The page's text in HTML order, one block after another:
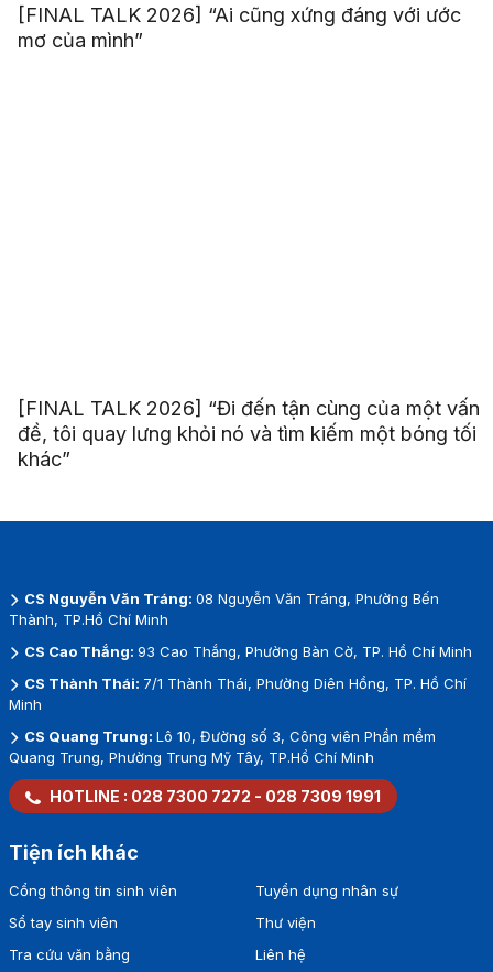
[FINAL TALK 2026] “Ai cũng xứng đáng với ước
mơ của mình”
[FINAL TALK 2026] “Đi đến tận cùng của một vấn
đề, tôi quay lưng khỏi nó và tìm kiếm một bóng tối
khác”
CS Nguyễn Văn Tráng: 08 Nguyễn Văn Tráng, Phường Bến
Thành, TP.Hồ Chí Minh
CS Cao Thắng: 93 Cao Thắng, Phường Bàn Cờ, TP. Hồ Chí Minh
CS Thành Thái: 7/1 Thành Thái, Phường Diên Hồng, TP. Hồ Chí
Minh
CS Quang Trung: Lô 10, Đường số 3, Công viên Phần mềm
Quang Trung, Phường Trung Mỹ Tây, TP.Hồ Chí Minh
HOTLINE : 028 7300 7272 - 028 7309 1991
Tiện ích khác
Cổng thông tin sinh viên
Sổ tay sinh viên
Tra cứu văn bằng
Tuyển dụng nhân sự
Thư viện
Liên hệ